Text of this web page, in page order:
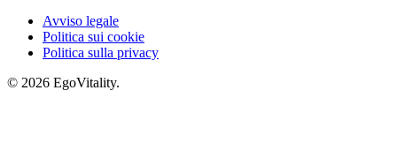
Avviso legale
Politica sui cookie
Politica sulla privacy
© 2026 EgoVitality.